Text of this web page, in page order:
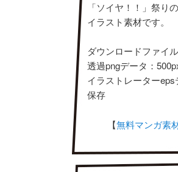
「ソイヤ！！」祭り
イラスト素材です。
ダウンロードファイ
透過pngデータ：
イラストレーター
保存
【無料マンガ素